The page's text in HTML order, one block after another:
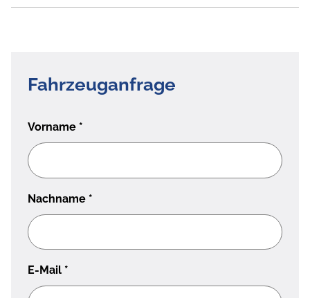
Fahrzeuganfrage
Vorname *
Nachname *
E-Mail *